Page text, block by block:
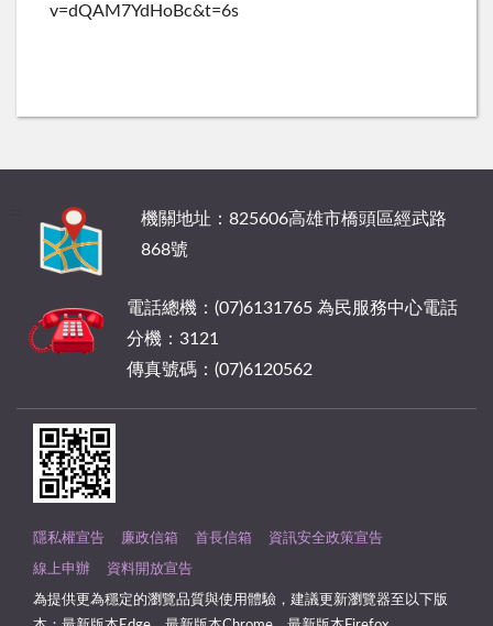
v=dQAM7YdHoBc&t=6s
機關地址：825606高雄市橋頭區經武路
868號
電話總機：(07)6131765 為民服務中心電話
分機：3121
傳真號碼：(07)6120562
隱私權宣告 廉政信箱 首長信箱 資訊安全政策宣告
線上申辦 資料開放宣告
為提供更為穩定的瀏覽品質與使用體驗，建議更新瀏覽器至以下版